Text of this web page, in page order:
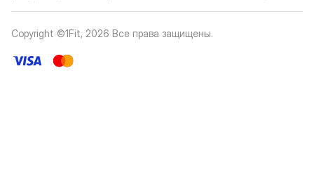
Copyright ©1Fit, 2026 Все права защищены.